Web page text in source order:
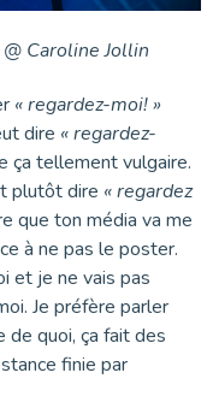
Caroline Jollin
« regardez-moi! »
dire « regardez-
ça tellement vulgaire.
plutôt dire « regardez
que ton média va me
à ne pas le poster.
et je ne vais pas
Je préfère parler
de quoi, ça fait des
finie par